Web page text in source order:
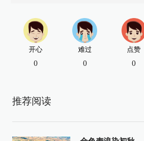
开心
0
难过
0
点赞
0
推荐阅读